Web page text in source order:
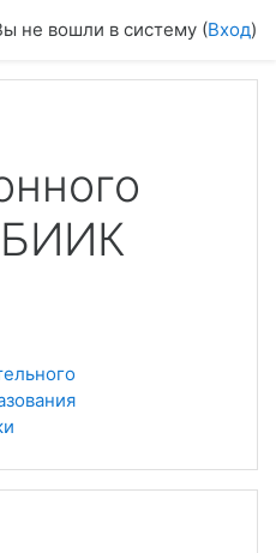
не вошли в систему (Вход)
БИИК